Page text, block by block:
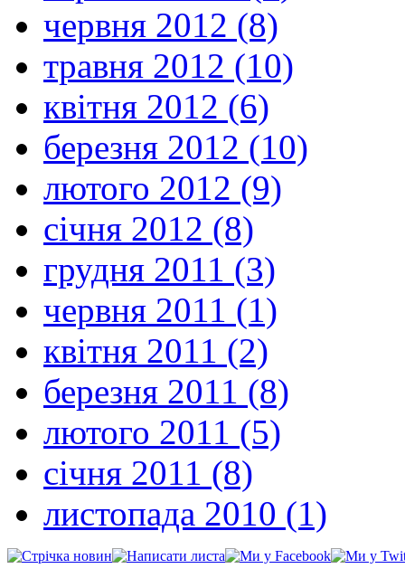
червня 2012 (8)
травня 2012 (10)
квітня 2012 (6)
березня 2012 (10)
лютого 2012 (9)
січня 2012 (8)
грудня 2011 (3)
червня 2011 (1)
квітня 2011 (2)
березня 2011 (8)
лютого 2011 (5)
січня 2011 (8)
листопада 2010 (1)